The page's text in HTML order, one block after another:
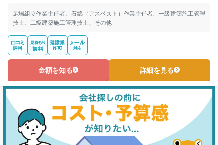
足場組立作業主任者、石綿（アスベスト）作業主任者、一級建築施工管理
技士、二級建築施工管理技士、その他
金額を知る 詳細を見る